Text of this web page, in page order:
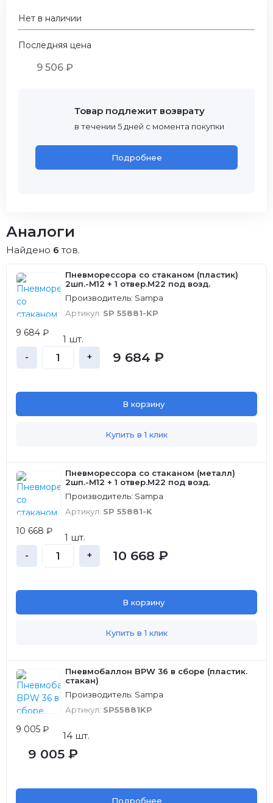
Нет в наличии
Последняя цена
9 506 ₽
Товар подлежит возврату
в течении 5 дней с момента покупки
Подробнее
Аналоги
Найдено 6 тов.
Пневморессора со стаканом (пластик)
2шп.-M12 + 1 отвер.M22 под возд.
Производитель: Sampa
Артикул: SP 55881-KP
9 684 ₽
1 шт.
- + 9 684 ₽
В корзину
Купить в 1 клик
Пневморессора со стаканом (металл)
2шп.-M12 + 1 отвер.M22 под возд.
Производитель: Sampa
Артикул: SP 55881-K
10 668 ₽
1 шт.
- + 10 668 ₽
В корзину
Купить в 1 клик
Пневмобаллон BPW 36 в сборе (пластик.
стакан)
Производитель: Sampa
Артикул: SP55881KP
9 005 ₽
14 шт.
9 005 ₽
Подробнее